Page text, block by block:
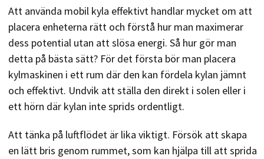
Att använda mobil kyla effektivt handlar mycket om att
placera enheterna rätt och förstå hur man maximerar
dess potential utan att slösa energi. Så hur gör man
detta på bästa sätt? För det första bör man placera
kylmaskinen i ett rum där den kan fördela kylan jämnt
och effektivt. Undvik att ställa den direkt i solen eller i
ett hörn där kylan inte sprids ordentligt.
Att tänka på luftflödet är lika viktigt. Försök att skapa
en lätt bris genom rummet, som kan hjälpa till att sprida